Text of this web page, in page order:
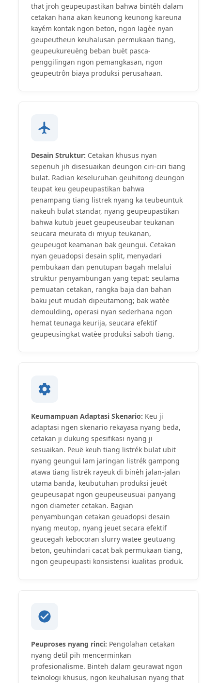
that jroh geupeupastikan bahwa bintéh dalam
cetakan hana akan keunong keunong kareuna
kayém kontak ngon beton, ngon lagèe nyan
geupeutheun keuhalusan permukaan tiang,
geupeukureuëng beban buët pasca-
penggilingan ngon pemangkasan, ngon
geupeutrôn biaya produksi perusahaan.
Desain Struktur: Cetakan khusus nyan
sepenuh jih disesuaikan deungon ciri-ciri tiang
bulat. Radian keseluruhan geuhitong deungon
teupat keu geupeupastikan bahwa
penampang tiang listrek nyang ka teubeuntuk
nakeuh bulat standar, nyang geupeupastikan
bahwa kutub jeuet geupeuseubar teukanan
seucara meurata di miyup teukanan,
geupeugot keamanan bak geungui. Cetakan
nyan geuadopsi desain split, menyadari
pembukaan dan penutupan bagah melalui
struktur penyambungan yang tepat: seulama
pemuatan cetakan, rangka baja dan bahan
baku jeut mudah dipeutamong; bak watèe
demoulding, operasi nyan sederhana ngon
hemat teunaga keurija, seucara efektif
geupeusingkat watèe produksi saboh tiang.
Keumampuan Adaptasi Skenario: Keu ji
adaptasi ngen skenario rekayasa nyang beda,
cetakan ji dukung spesifikasi nyang ji
sesuaikan. Peuë keuh tiang listrék bulat ubit
nyang geungui lam jaringan listrék gampong
atawa tiang listrék rayeuk di binèh jalan-jalan
utama banda, keubutuhan produksi jeuët
geupeusapat ngon geupeuseusuai panyang
ngon diameter cetakan. Bagian
penyambungan cetakan geuadopsi desain
nyang meutop, nyang jeuet secara efektif
geucegah kebocoran slurry watee geutuang
beton, geuhindari cacat bak permukaan tiang,
ngon geupeupasti konsistensi kualitas produk.
Peuproses nyang rinci: Pengolahan cetakan
nyang detil pih mencerminkan
profesionalisme. Binteh dalam geurawat ngon
teknologi khusus, ngon keuhalusan nyang that